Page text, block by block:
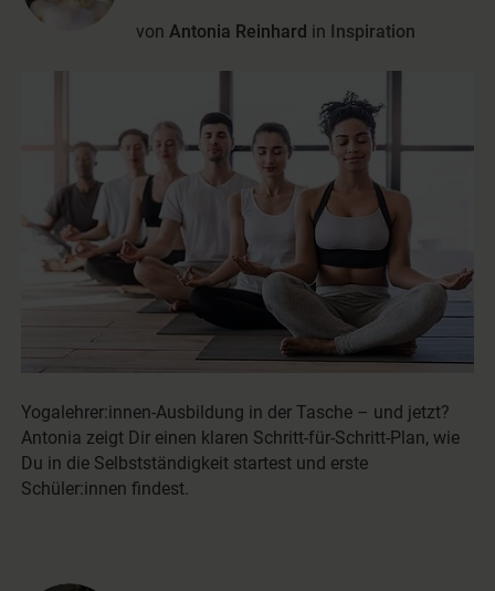
Yogalehrer:innen-Ausbildung in der Tasche – und jetzt?
Antonia zeigt Dir einen klaren Schritt-für-Schritt-Plan, wie
Du in die Selbstständigkeit startest und erste
Schüler:innen findest.
vonAntonia Reinhard in Inspiration